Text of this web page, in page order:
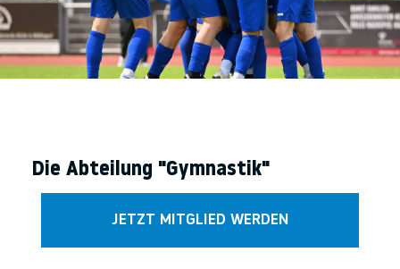
Die Abteilung "Gymnastik"
JETZT MITGLIED WERDEN